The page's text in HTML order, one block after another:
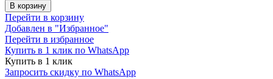
В корзину
Перейти в корзину
Добавлен в "Избранное"
Перейти в избранное
Купить в 1 клик по WhatsApp
Купить в 1 клик
Запросить скидку по WhatsApp